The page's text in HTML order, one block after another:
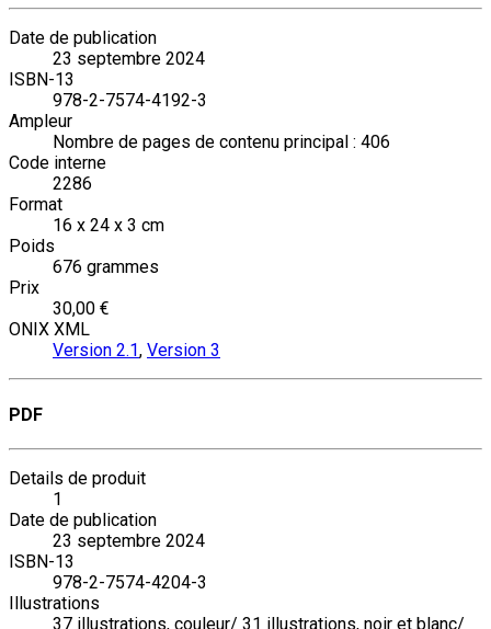
Date de publication
23 septembre 2024
ISBN-13
978-2-7574-4192-3
Ampleur
Nombre de pages de contenu principal : 406
Code interne
2286
Format
16 x 24 x 3 cm
Poids
676 grammes
Prix
30,00 €
ONIX XML
Version 2.1, Version 3
PDF
Details de produit
1
Date de publication
23 septembre 2024
ISBN-13
978-2-7574-4204-3
Illustrations
37 illustrations, couleur/ 31 illustrations, noir et blanc/